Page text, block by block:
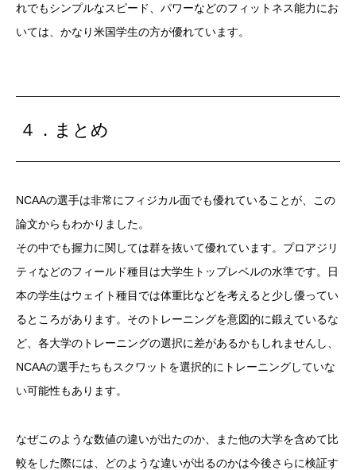
れでもシンプルなスピード、パワーなどのフィットネス能力にお
いては、かなり米国学生の方が優れています。
４．まとめ
NCAAの選手は非常にフィジカル面でも優れていることが、この
論文からもわかりました。
その中でも握力に関しては群を抜いて優れています。プロアジリ
ティなどのフィールド種目は大学生トップレベルの水準です。日
本の学生はウェイト種目では体重比などを考えると少し優ってい
るところがあります。そのトレーニングを意図的に鍛えているな
ど、各大学のトレーニングの選択に差があるかもしれませんし、
NCAAの選手たちもスクワットを選択的にトレーニングしていな
い可能性もあります。
なぜこのような数値の違いが出たのか、また他の大学を含めて比
較をした際には、どのような違いが出るのかは今後さらに検証す